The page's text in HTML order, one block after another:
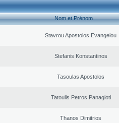
Nom et Prénom
Stavrou Apostolos Evangelou
Stefanis Konstantinos
Tasoulas Apostolos
Tatoulis Petros Panagioti
Thanos Dimitrios